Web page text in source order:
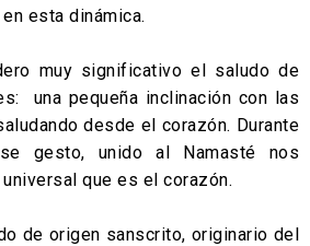
esta dinámica.
muy significativo el saludo de
una pequeña inclinación con las
desde el corazón. Durante
gesto, unido al Namasté nos
que es el corazón.
de origen sanscrito, originario del